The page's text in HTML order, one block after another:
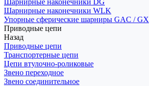
Шарнирные наконечники DG
Шарнирные наконечники WLK
Упорные сферические шарниры GAC / GX
Приводные цепи
Назад
Приводные цепи
Транспортерные цепи
Цепи втулочно-роликовые
Звено переходное
Звено соединительное